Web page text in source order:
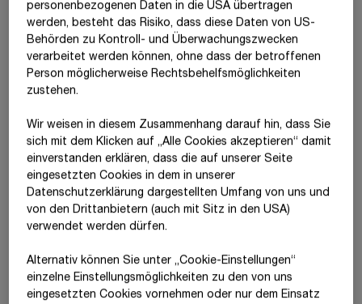
davon: den Anteilseignern des
Mutterunternehmens zustehend
384.818
Die dargestellten Finanzinformationen lassen sich wie folgt
zum Equity-Buchwert der
2025
Anteil des Konzerns am
Nettovermögen am 1.1.
111.228 114.896
Jahresüberschuss aus fortzuführenden
Geschäftsbereichen
personenbezogenen Daten in die USA übertragen
werden, besteht das Risiko, dass diese Daten von US-
Behörden zu Kontroll- und Überwachungszwecken
verarbeitet werden können, ohne dass der betroffenen
Person möglicherweise Rechtsbehelfsmöglichkeiten
zustehen.
Wir weisen in diesem Zusammenhang darauf hin, dass Sie
sich mit dem Klicken auf „Alle Cookies akzeptieren“ damit
ein­ver­standen erklären, dass die auf unserer Seite
eingesetzten Cookies in dem in unserer
Datenschutzerklärung dargestellten Umfang von uns und
von den Drittanbietern (auch mit Sitz in den USA)
verwendet werden dürfen.
Alternativ können Sie unter „Cookie-Einstellungen“
einzelne Einstellungsmöglichkeiten zu den von uns
eingesetzten Cookies vornehmen oder nur dem Einsatz